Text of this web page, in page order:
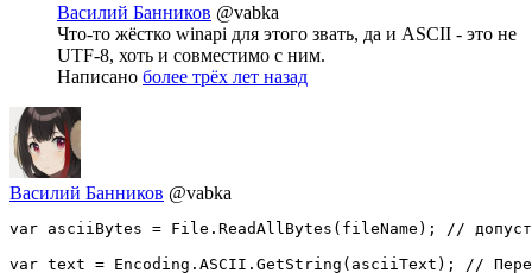
Василий Банников @vabka
Что-то жёстко winapi для этого звать, да и ASCII - это не
UTF-8, хоть и совместимо с ним.
Написано более трёх лет назад
Василий Банников @vabka
var asciiBytes = File.ReadAllBytes(fileName); //
var text = Encoding.ASCII.GetString(asciiText); //